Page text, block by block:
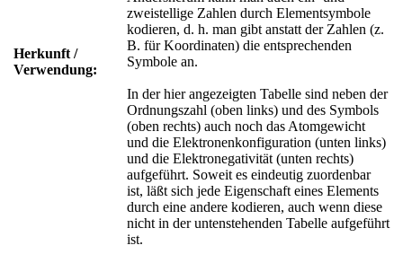
Herkunft /
Verwendung:
zweistellige Zahlen durch Elementsymbole
kodieren, d. h. man gibt anstatt der Zahlen (z.
B. für Koordinaten) die entsprechenden
Symbole an.
In der hier angezeigten Tabelle sind neben der
Ordnungszahl (oben links) und des Symbols
(oben rechts) auch noch das Atomgewicht
und die Elektronenkonfiguration (unten links)
und die Elektronegativität (unten rechts)
aufgeführt. Soweit es eindeutig zuordenbar
ist, läßt sich jede Eigenschaft eines Elements
durch eine andere kodieren, auch wenn diese
nicht in der untenstehenden Tabelle aufgeführt
ist.